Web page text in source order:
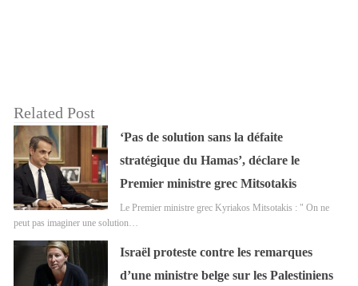
Related Post
‘Pas de solution sans la défaite
stratégique du Hamas’, déclare le
Premier ministre grec Mitsotakis
Le Premier ministre grec Kyriakos Mitsotakis : " On ne
peut pas imaginer une solution…
Israël proteste contre les remarques
d’une ministre belge sur les Palestiniens